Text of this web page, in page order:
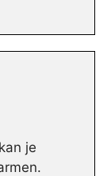
je